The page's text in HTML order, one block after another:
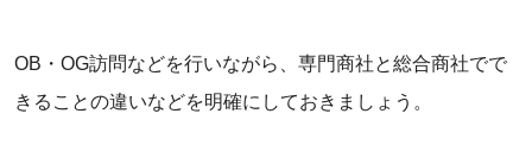
OB・OG訪問などを行いながら、専門商社と総合商社でで
きることの違いなどを明確にしておきましょう。